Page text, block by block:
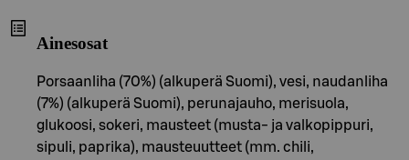
Ainesosat
Porsaanliha (70%) (alkuperä Suomi), vesi, naudanliha
(7%) (alkuperä Suomi), perunajauho, merisuola,
glukoosi, sokeri, mausteet (musta- ja valkopippuri,
sipuli, paprika), mausteuutteet (mm. chili,